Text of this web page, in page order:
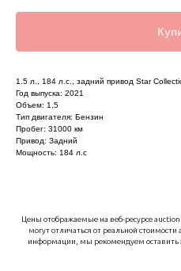
1.5 л., 184 л.с., задний привод Star
Год выпуска: 2021
Объем: 1,5
Тип двигателя: Бензин
Пробег: 31000 км
Привод: Задний
Мощность: 184 л.с
Цены отображаемые на веб-ресурсе
могут отличаться от реальной
информации, мы рекомендуем оставить